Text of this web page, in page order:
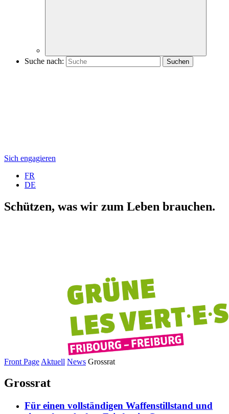
Suche nach:
Sich engagieren
FR
DE
Schützen, was wir zum Leben brauchen.
Front Page Aktuell News Grossrat
Grossrat
Für einen vollständigen Waffenstillstand und